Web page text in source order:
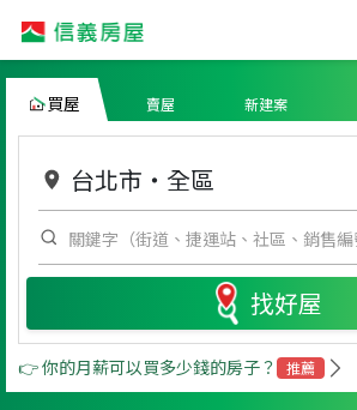
買屋 賣屋 新建案
台北市 ・ 全區
找好屋
👉 你的月薪可以買多少錢的房子？ 推薦